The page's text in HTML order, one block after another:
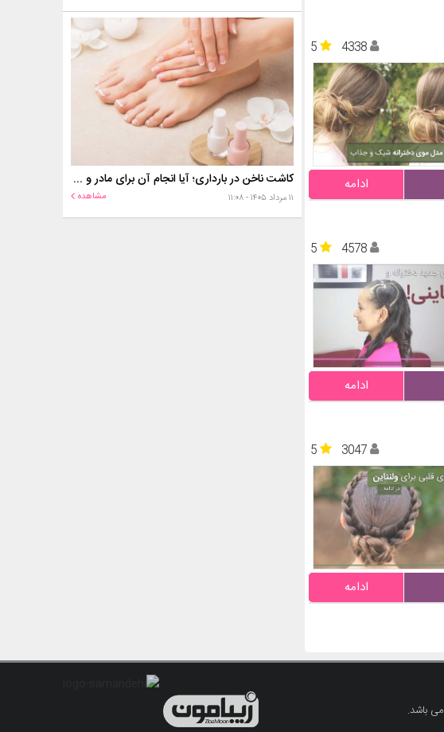
5
4338
ادامه
5
4578
ادامه
5
3047
ادامه
کاشت ناخن در بارداری؛ آیا انجام آن برای مادر و جنین خطر دارد؟
۱۱ مرداد ۱۴۰۵ - ۱۱:۰۸ مشاهده
می باشد.